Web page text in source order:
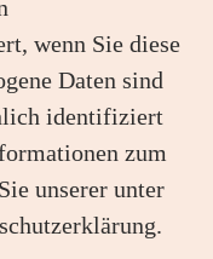
wenn Sie diese
Daten sind
identifiziert
zum
unserer unter